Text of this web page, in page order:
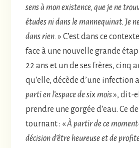
sens à mon existence, que je ne
études ni dans le mannequinat. Je
dans rien.» C’est dans ce
face à une nouvelle grande
22 ans et un de ses frères, cinq
qu’elle, décède d’une infection
parti en l’espace de six mois», dit-
prendre une gorgée d’eau. Ce
tournant : «À partir de ce
décision d’être heureuse et de